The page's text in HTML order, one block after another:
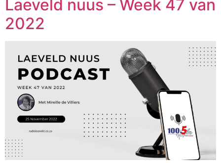
Laeveld nuus – Week 47 van
2022